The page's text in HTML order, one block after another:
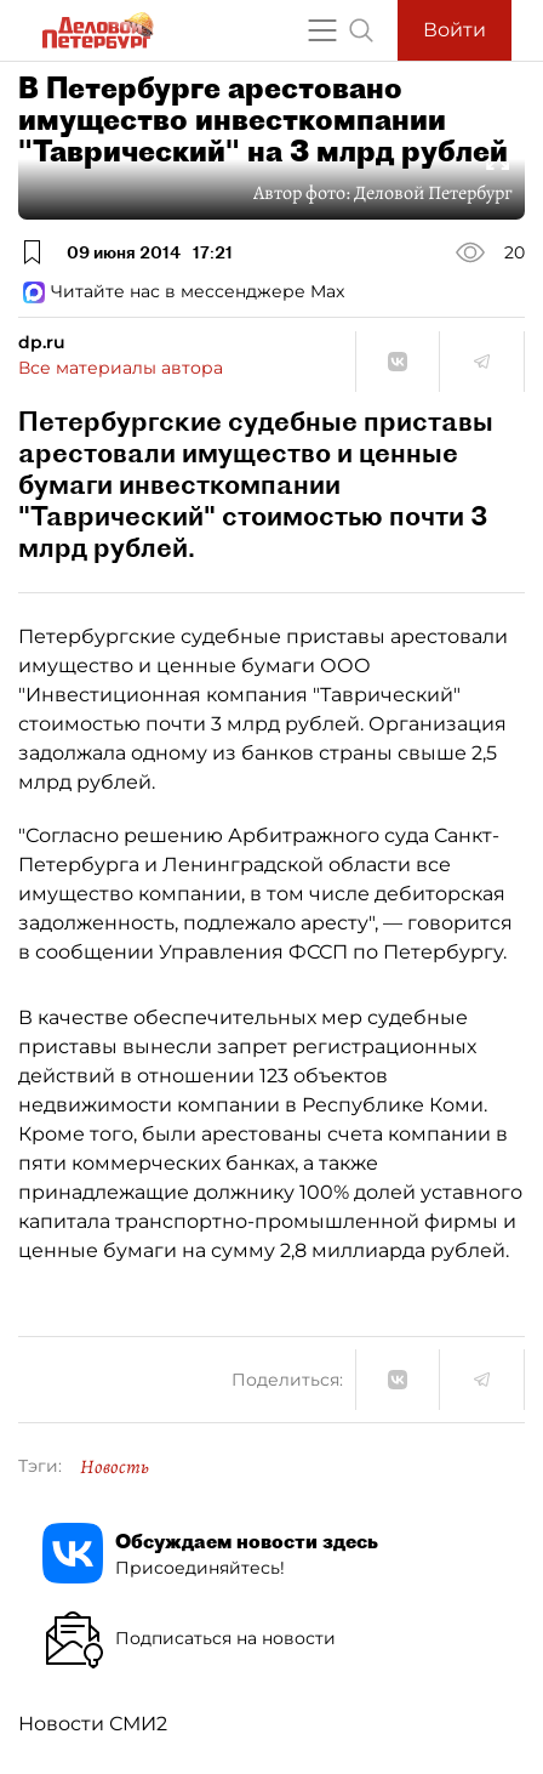
Войти
В Петербурге арестовано
имущество инвесткомпании
"Таврический" на 3 млрд рублей
Автор фото:Деловой Петербург
09 июня 2014 17:21
20
Читайте нас в мессенджере Max
dp.ru
Все материалы автора
Петербургские судебные приставы
арестовали имущество и ценные
бумаги инвесткомпании
"Таврический" стоимостью почти 3
млрд рублей.
Петербургские судебные приставы арестовали
имущество и ценные бумаги ООО
"Инвестиционная компания "Таврический"
стоимостью почти 3 млрд рублей. Организация
задолжала одному из банков страны свыше 2,5
млрд рублей.
"Согласно решению Арбитражного суда Санкт-
Петербурга и Ленинградской области все
имущество компании, в том числе дебиторская
задолженность, подлежало аресту", — говорится
в сообщении Управления ФССП по Петербургу.
В качестве обеспечительных мер судебные
приставы вынесли запрет регистрационных
действий в отношении 123 объектов
недвижимости компании в Республике Коми.
Кроме того, были арестованы счета компании в
пяти коммерческих банках, а также
принадлежащие должнику 100% долей уставного
капитала транспортно-промышленной фирмы и
ценные бумаги на сумму 2,8 миллиарда рублей.
Поделиться:
Тэги: Новость
Обсуждаем новости здесь
Присоединяйтесь!
Подписаться на новости
Новости СМИ2